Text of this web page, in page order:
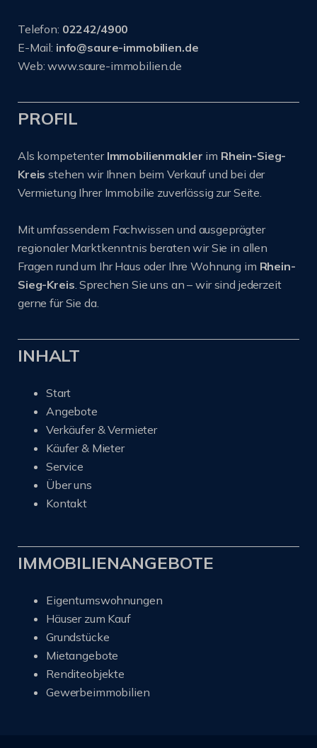
Telefon: 02242/4900
E-Mail: info@saure-immobilien.de
Web: www.saure-immobilien.de
PROFIL
Als kompetenter Immobilienmakler im Rhein-Sieg-
Kreisstehen wir Ihnen beim Verkauf und bei der
Vermietung Ihrer Immobilie zuverlässig zur Seite.
Mit umfassendem Fachwissen und ausgeprägter
regionaler Marktkenntnis beraten wir Sie in allen
Fragen rund um Ihr Haus oder Ihre Wohnung im Rhein-
Sieg-Kreis. Sprechen Sie uns an – wir sind jederzeit
gerne für Sie da.
INHALT
Start
Angebote
Verkäufer & Vermieter
Käufer & Mieter
Service
Über uns
Kontakt
IMMOBILIENANGEBOTE
Eigentumswohnungen
Häuser zum Kauf
Grundstücke
Mietangebote
Renditeobjekte
Gewerbeimmobilien